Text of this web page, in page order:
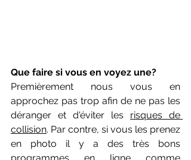
Que faire si vous en voyez une?
Premièrement nous vous en
approchez pas trop afin de ne pas les
déranger et d'éviter les risques de
collision. Par contre, si vous les prenez
en photo il y a des très bons